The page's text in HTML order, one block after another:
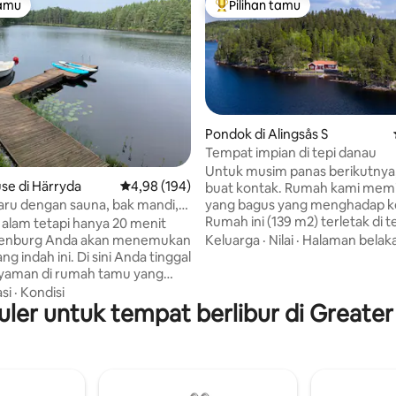
179 ulasan
di Härryda Nilai rata-rata 4,98 dari 5, 194 ulasan
4,98 (194)
dengan sauna, bak mandi,
pribadi
tetapi hanya 20 menit
Anda akan menemukan
indah ini. Di sini Anda tinggal
di rumah tamu yang
dengan perapian, sauna
dan bak mandi air panas. Di
rumah terdapat dek
coba keberuntungan Anda
· Kondisi
Pilihan tamu terpopuler
Pilihan tamu
Pondok di Alingsås S
Tempat impian di tepi danau
Untuk musim panas
buat kontak. Rumah kami
yang bagus yang menghadap
Rumah ini (139 m2) terletak di
Ømmern, 50 km dari
matahari dari pagi hingga
teras Anda bisa langsung
dengan perapian, dapur, 4
Keluarga · Nilai · Halaman
untuk tempat berlibur di